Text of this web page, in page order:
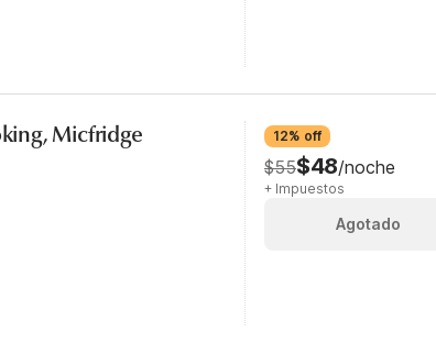
Micfridge 12% off
$55$48/noche
+ Impuestos
Agotado